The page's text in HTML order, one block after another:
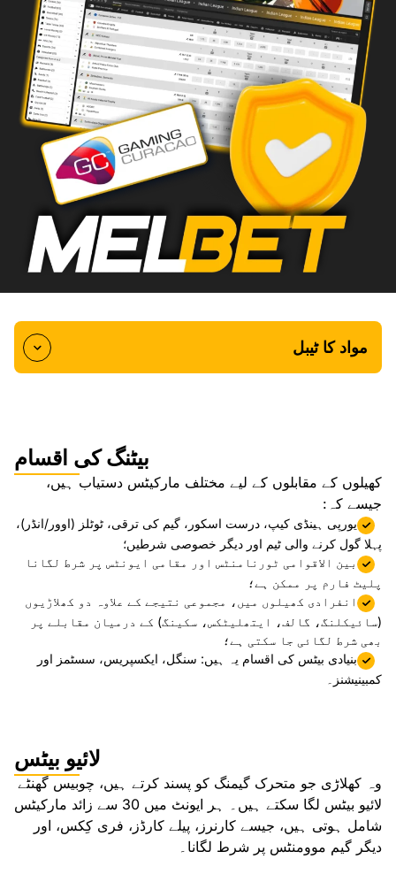
مواد کا ٹیبل
بیٹنگ کی اقسام
کھیلوں کے مقابلوں کے لیے مختلف مارکیٹس دستیاب ہیں،
جیسے کہ:
یورپی ہینڈی کیپ، درست اسکور، گیم کی ترقی، ٹوٹلز (اوور/انڈر)،
پہلا گول کرنے والی ٹیم اور دیگر خصوصی شرطیں؛
بین الاقوامی ٹورنامنٹس اور مقامی ایونٹس پر شرط لگانا
پلیٹ فارم پر ممکن ہے؛
انفرادی کھیلوں میں، مجموعی نتیجے کے علاوہ دو کھلاڑیوں
(سائیکلنگ، گالف، ایتھلیٹکس، سکینگ) کے درمیان مقابلے پر
بھی شرط لگائی جا سکتی ہے؛
بنیادی بیٹس کی اقسام یہ ہیں: سنگل، ایکسپریس، سسٹمز اور
کمبینیشنز۔
لائیو بیٹس
وہ کھلاڑی جو متحرک گیمنگ کو پسند کرتے ہیں، چوبیس گھنٹے
لائیو بیٹس لگا سکتے ہیں۔ ہر ایونٹ میں 30 سے زائد مارکیٹس
شامل ہوتی ہیں، جیسے کارنرز، پیلے کارڈز، فری کِکس، اور
دیگر گیم موومنٹس پر شرط لگانا۔